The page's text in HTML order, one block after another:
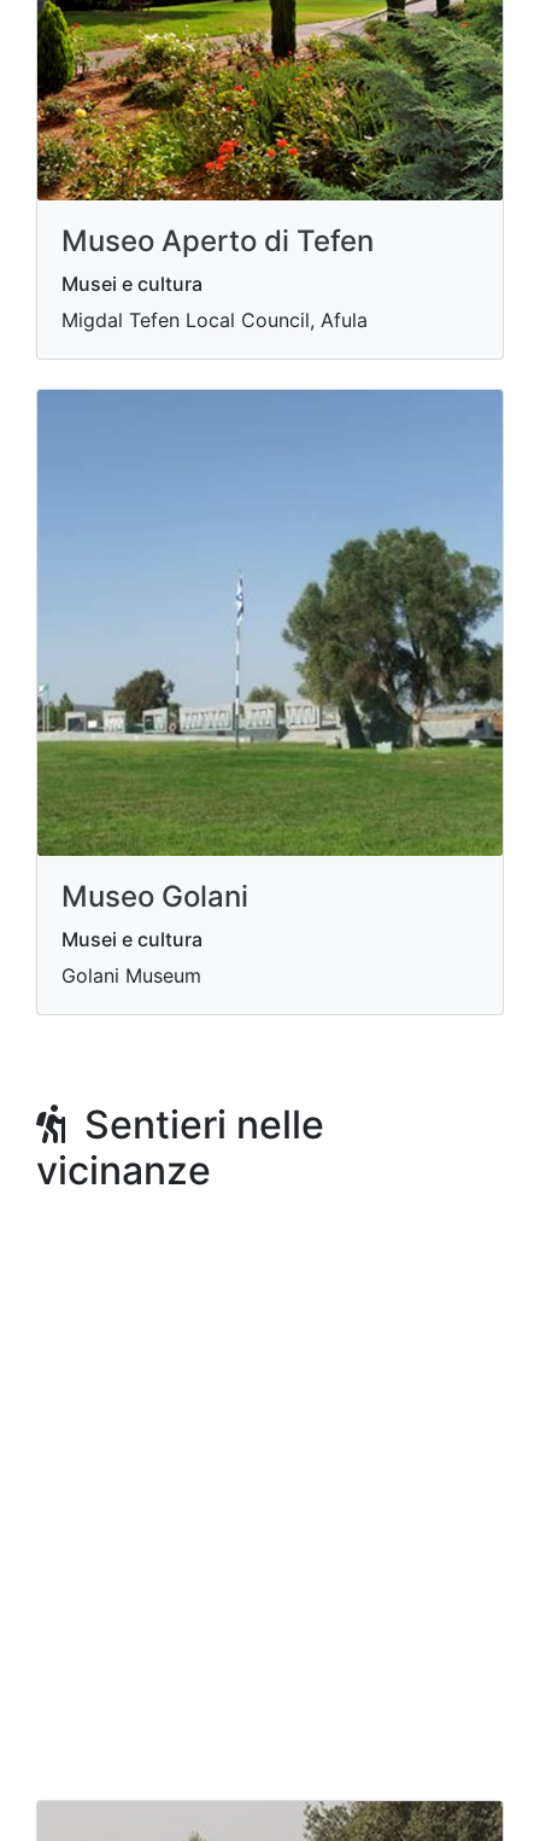
Museo Aperto di Tefen
Musei e cultura
Migdal Tefen Local Council, Afula
Museo Golani
Musei e cultura
Golani Museum
Sentieri nelle
vicinanze